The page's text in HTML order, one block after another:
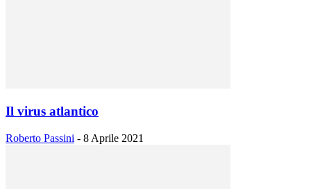
Il virus atlantico
Roberto Passini - 8 Aprile 2021